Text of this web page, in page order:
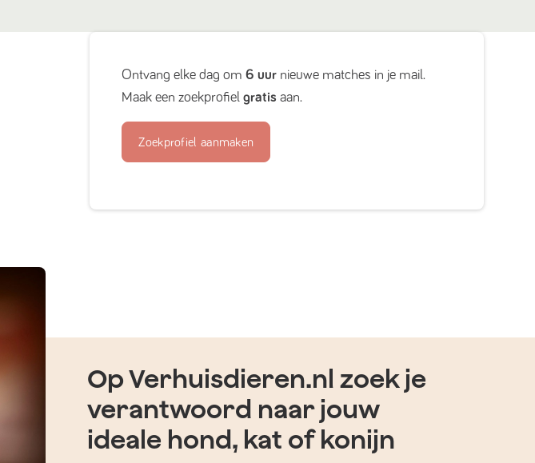
Ontvang elke dag om6 uur nieuwe matches in je mail.
Maak een zoekprofielgratis aan.
Zoekprofiel aanmaken
Op Verhuisdieren.nl zoek je
verantwoord naar jouw
ideale hond, kat of konijn